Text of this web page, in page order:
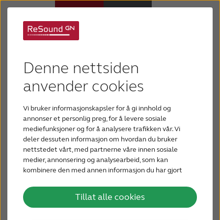
Denne nettsiden
anvender cookies
Vi bruker informasjonskapsler for å gi innhold og
annonser et personlig preg, for å levere sosiale
mediefunksjoner og for å analysere trafikken vår. Vi
deler dessuten informasjon om hvordan du bruker
nettstedet vårt, med partnerne våre innen sosiale
medier, annonsering og analysearbeid, som kan
kombinere den med annen informasjon du har gjort
gjennom din bruk av tjenestene deres.
Tillat alle cookies
Hvorfor ReSound
Hjelp
Blogg
KONTAKT OSS
Det ytre øret består av den synlig del på utsiden av
på og dekker med ørevarmere. Men det er også
deler av det ytre øret som du ikke ser med det
blotte øye, inkludert trommehinnen.
Øremuslingen